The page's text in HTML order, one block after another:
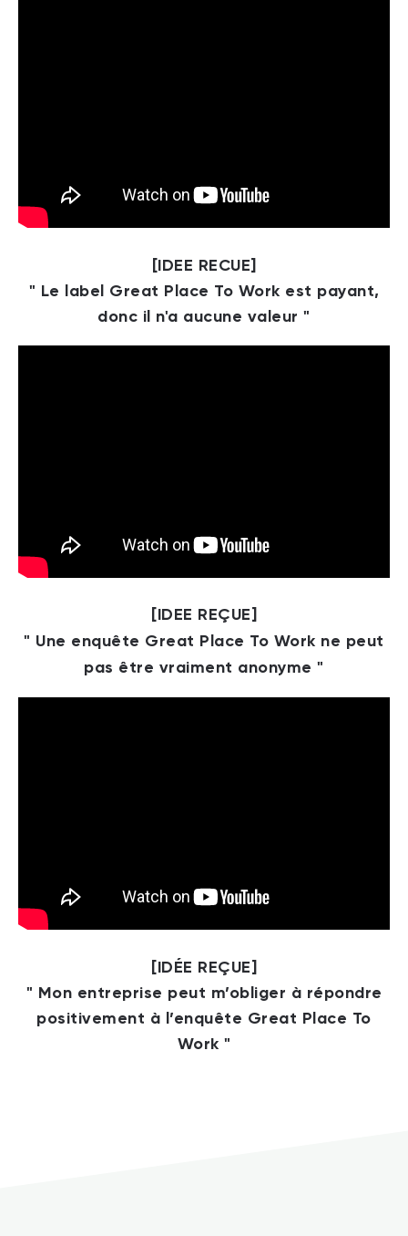
[IDEE RECUE]
" Le label Great Place To Work est payant,
donc il n'a aucune valeur "
[IDEE REÇUE]
" Une enquête Great Place To Work ne peut
pas être vraiment anonyme "
[IDÉE REÇUE]
" Mon entreprise peut m’obliger à répondre
positivement à l’enquête Great Place To
Work "